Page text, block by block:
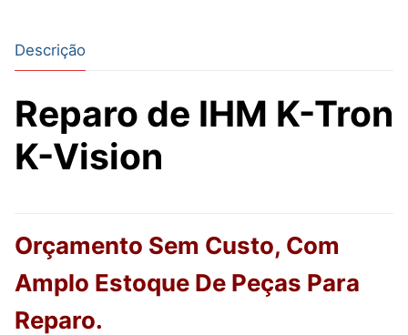
Descrição
Reparo de IHM K-Tron
K-Vision
Orçamento Sem Custo, Com
Amplo Estoque De Peças Para
Reparo.